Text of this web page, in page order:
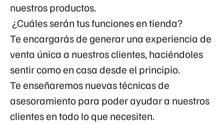
nuestros productos.
¿Cuáles serán tus funciones en tienda?
Te encargarás de generar una experiencia de
venta única a nuestros clientes, haciéndoles
sentir como en casa desde el principio.
Te enseñaremos nuevas técnicas de
asesoramiento para poder ayudar a nuestros
clientes en todo lo que necesiten.